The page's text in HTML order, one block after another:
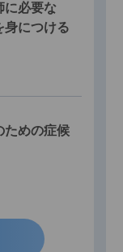
に必要な
身につける
ための症候